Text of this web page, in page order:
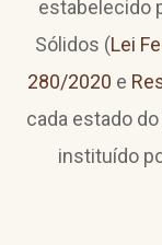
estabelecido
Sólidos (Lei
280/2020 e
cada estado
instituído